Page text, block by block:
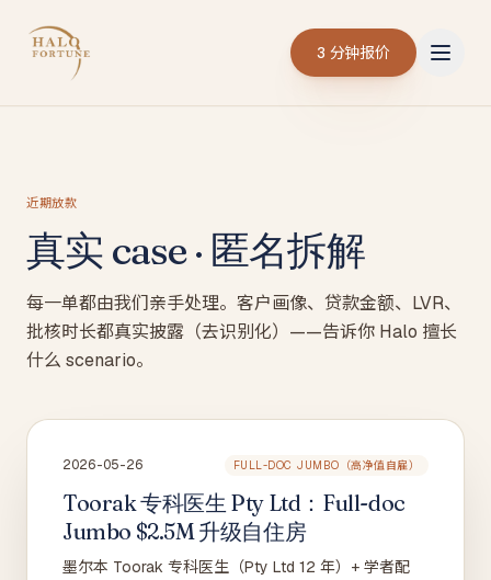
3 分钟报价
近期放款
真实 case · 匿名拆解
每一单都由我们亲手处理。客户画像、贷款金额、LVR、
批核时长都真实披露（去识别化）——告诉你 Halo 擅长
什么 scenario。
2026-05-26 FULL-DOC JUMBO（高净值自雇）
Toorak 专科医生 Pty Ltd：Full-doc
Jumbo $2.5M 升级自住房
墨尔本 Toorak 专科医生（Pty Ltd 12 年）+ 学者配